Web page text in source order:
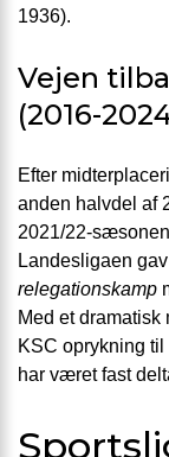
1936).
Vejen
(2016-
Efter
anden halvdel af
2021/22-
Landesligaen
relegationskamp
Med et
KSC oprykning til
har været fast